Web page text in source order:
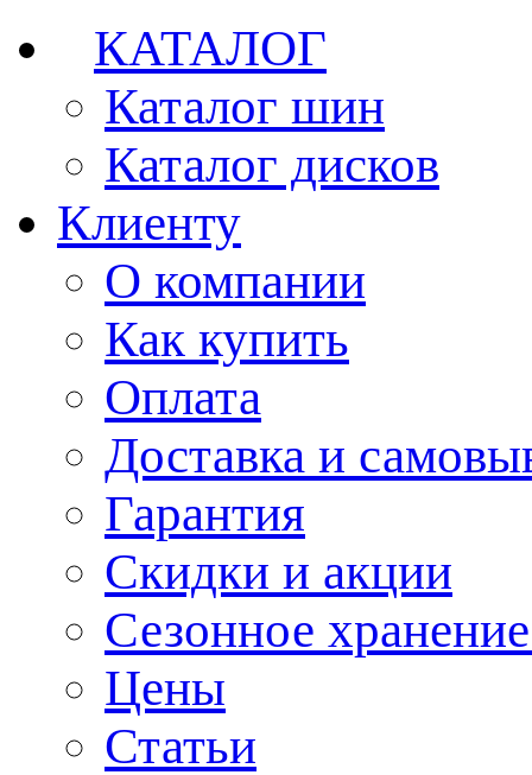
КАТАЛОГ
Каталог шин
Каталог дисков
Клиенту
О компании
Как купить
Оплата
Доставка и
Гарантия
Скидки и акции
Сезонное
Цены
Статьи